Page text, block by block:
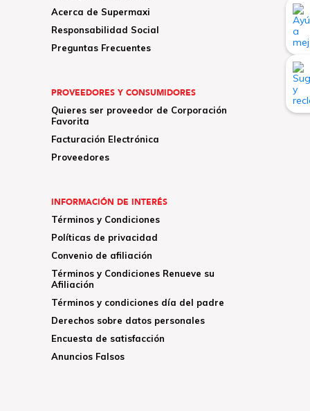
Acerca de Supermaxi
Responsabilidad Social
Preguntas Frecuentes
PROVEEDORES Y CONSUMIDORES
Quieres ser proveedor de Corporación
Favorita
Facturación Electrónica
Proveedores
INFORMACIÓN DE INTERÉS
Términos y Condiciones
Políticas de privacidad
Convenio de afiliación
Términos y Condiciones Renueve su
Afiliación
Términos y condiciones día del padre
Derechos sobre datos personales
Encuesta de satisfacción
Anuncios Falsos